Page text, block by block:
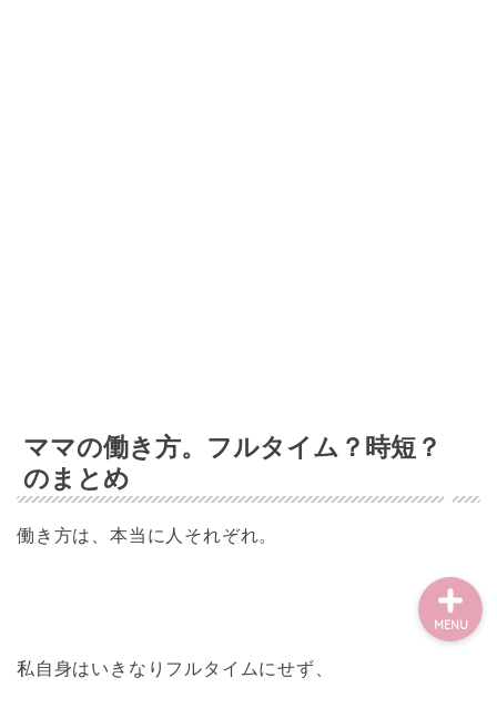
ママの働き方。フルタイム？時短？
のまとめ
働き方は、本当に人それぞれ。
私自身はいきなりフルタイムにせず、
MENU